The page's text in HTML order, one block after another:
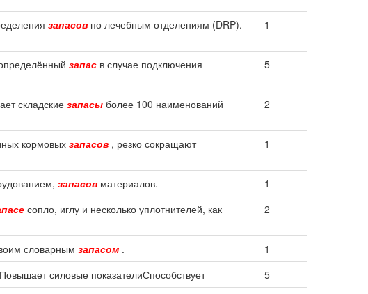
запасов по лечебным отделениям (DRP).
1
запас в случае подключения
5
складские запасы более 100 наименований
2
кормовых запасов , резко сокращают
1
запасов материалов.
1
сопло, иглу и несколько уплотнителей, как
2
словарным запасом .
1
силовые показателиСпособствует
5